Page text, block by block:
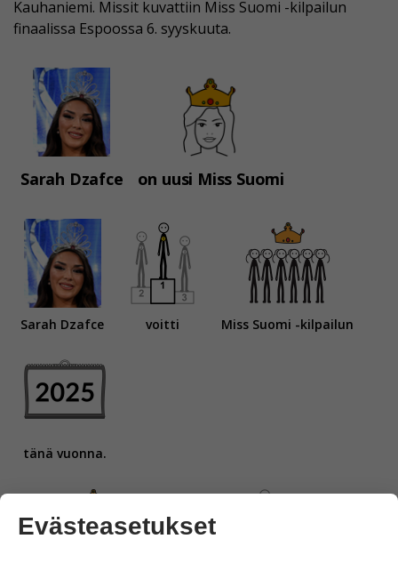
Sarah Dzafce on uusi Miss Suomi
Kauhaniemi. Missit kuvattiin Miss Suomi -kilpailun
finaalissa Espoossa 6. syyskuuta.
Sarah Dzafce voitti Miss Suomi -kilpailun
tänä vuonna.
Evästeasetukset